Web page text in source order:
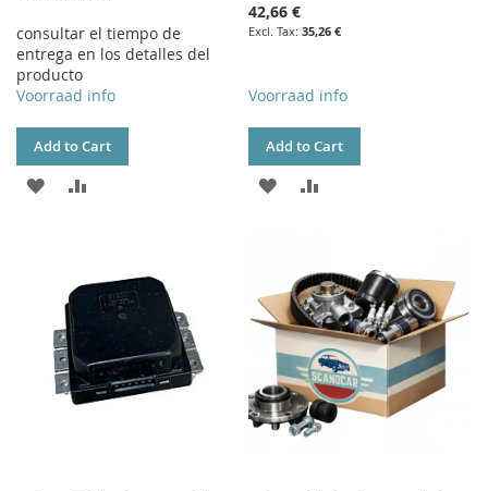
consultar el tiempo de
entrega en los detalles del
producto
Voorraad info
Add to Cart
ADD
LIST
42,66 €
35,26 €
Voorraad info
Add to Cart
ADD
LIST